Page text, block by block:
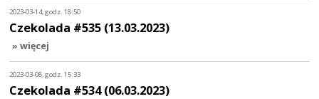
2023-03-14, godz. 18:50
Czekolada #535 (13.03.2023)
» więcej
2023-03-08, godz. 15:33
Czekolada #534 (06.03.2023)